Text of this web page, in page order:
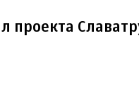
проекта